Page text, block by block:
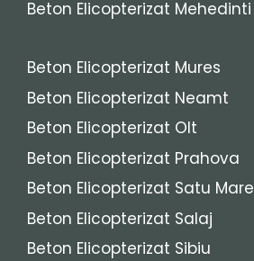
Beton Elicopterizat Mehedinti
Beton Elicopterizat Mures
Beton Elicopterizat Neamt
Beton Elicopterizat Olt
Beton Elicopterizat Prahova
Beton Elicopterizat Satu Mare
Beton Elicopterizat Salaj
Beton Elicopterizat Sibiu